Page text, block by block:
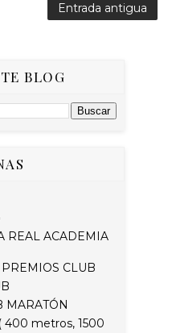
Entrada antigua
BLOG
REAL ACADEMIA
CLUB
MARATÓN
400 metros, 1500